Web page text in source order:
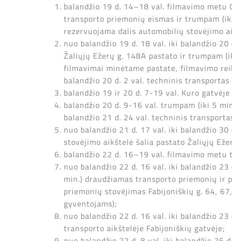
balandžio 19 d. 14–18 val. filmavimo
transporto priemonių eismas ir trumpam
rezervuojama dalis automobilių stovėjimo
nuo balandžio 19 d. 18 val. iki balandžio
Žaliųjų Ežerų g. 148A pastato ir trumpam
filmavimai minėtame pastate, filmavimo
balandžio 20 d. 2 val. techninis
balandžio 19 ir 20 d. 7-19 val. Kuro
balandžio 20 d. 9-16 val. trumpam (iki 5
balandžio 21 d. 24 val. techninis
nuo balandžio 21 d. 17 val. iki balandžio
stovėjimo aikštelė šalia pastato Žaliųjų
balandžio 22 d. 16–19 val. filmavimo
nuo balandžio 22 d. 16 val. iki balandžio
min.) draudžiamas transporto priemonių ir
priemonių stovėjimas Fabijoniškių g. 64,
gyventojams);
nuo balandžio 22 d. 16 val. iki balandžio
transporto aikštelėje Fabijoniškių gatvėje;